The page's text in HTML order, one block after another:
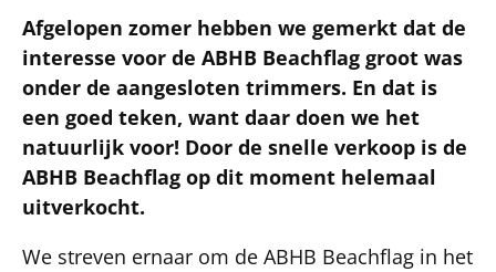
Afgelopen zomer hebben we gemerkt dat de
interesse voor de ABHB Beachflag groot was
onder de aangesloten trimmers. En dat is
een goed teken, want daar doen we het
natuurlijk voor! Door de snelle verkoop is de
ABHB Beachflag op dit moment helemaal
uitverkocht.
We streven ernaar om de ABHB Beachflag in het